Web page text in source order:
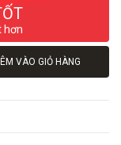
hơn
VÀO GIỎ HÀNG